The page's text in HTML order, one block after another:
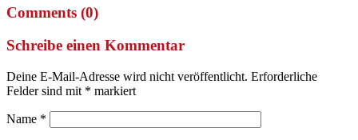
Comments (0)
Schreibe einen Kommentar
Deine E-Mail-Adresse wird nicht veröffentlicht. Erforderliche
Felder sind mit * markiert
Name *